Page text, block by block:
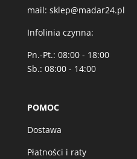
mail: sklep@madar24.pl
Infolinia czynna:
Pn.-Pt.: 08:00 - 18:00
Sb.: 08:00 - 14:00
POMOC
Dostawa
Płatności i raty